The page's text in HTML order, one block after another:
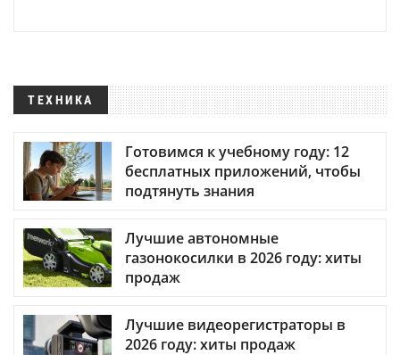
ТЕХНИКА
Готовимся к учебному году: 12
бесплатных приложений, чтобы
подтянуть знания
Лучшие автономные
газонокосилки в 2026 году: хиты
продаж
Лучшие видеорегистраторы в
2026 году: хиты продаж